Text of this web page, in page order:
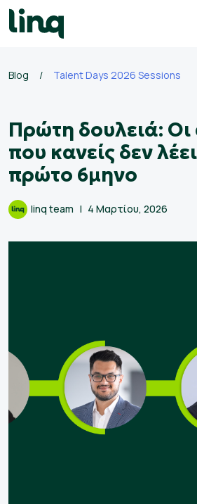
Skip
to
Blog / Talent Days 2026 Sessions
Πρώτη δουλειά: Οι
που κανείς δεν
πρώτο 6μηνο
linq team 4 Μαρτίου, 2026
Ελληνικά